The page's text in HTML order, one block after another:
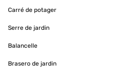
Carré de potager
Serre de jardin
Balancelle
Brasero de jardin